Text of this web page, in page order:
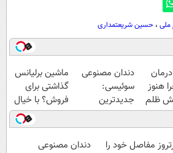
ملی ، حسین شریعتمداری
درمان
هنوز
ظلم
دندان مصنوعی
سوئیسی:
جدیدترین
فناوری اروپا،
سبک و مقاوم |
پرداخت قسطی
ماشین برلیانس
گذاشتی برای
فروش؟ با خیال
راحت بفروش
مفاصل خود را
دندان مصنوعی